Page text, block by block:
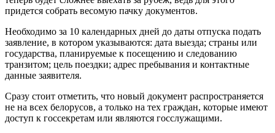
придется собрать весомую пачку документов.
Необходимо за 10 календарных дней до даты отпуска подать
заявление, в котором указываются: дата выезда; страны или
государства, планируемые к посещению и следованию
транзитом; цель поездки; адрес пребывания и контактные
данные заявителя.
Сразу стоит отметить, что новый документ распространяется
не на всех белорусов, а только на тех граждан, которые имеют
доступ к госсекретам или являются госслужащими.